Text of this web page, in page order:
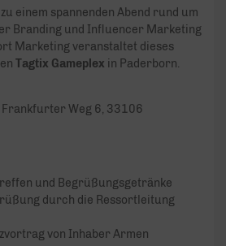
einem spannenden Abend rund um
Branding und Influencer Marketing
Marketing veranstaltet dieses
Tagtix Gameplex in Paderborn.
Frankfurter Weg 6, 33106
und Begrüßungsgetränke
durch die Ressortleitung
von Inhaber Armen